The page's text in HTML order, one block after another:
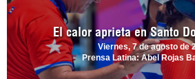
El calor aprieta en Santo
Viernes, 7 de agosto de
Prensa Latina: Abel Rojas